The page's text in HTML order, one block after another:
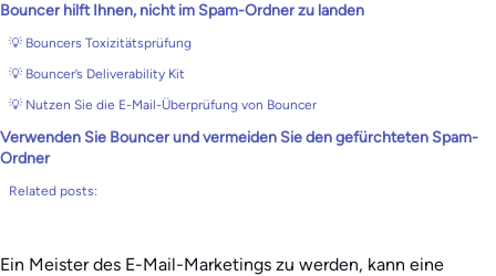
Bouncer hilft Ihnen, nicht im Spam-Ordner zu landen
💡 Bouncers Toxizitätsprüfung
💡 Bouncer’s Deliverability Kit
💡 Nutzen Sie die E-Mail-Überprüfung von Bouncer
Verwenden Sie Bouncer und vermeiden Sie den gefürchteten Spam-
Ordner
Related posts:
Ein Meister des E-Mail-Marketings zu werden, kann eine